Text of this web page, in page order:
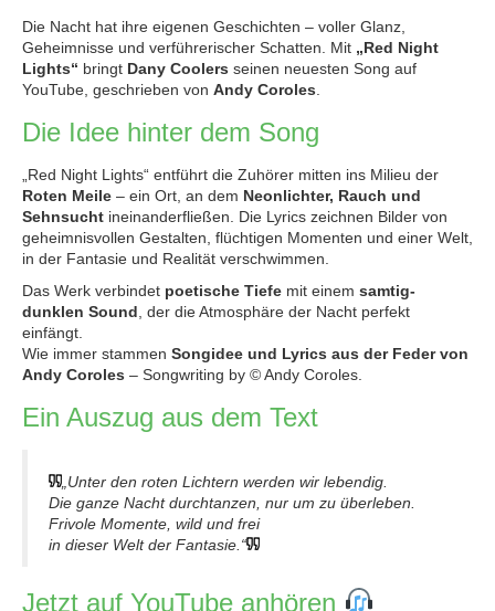
Die Nacht hat ihre eigenen Geschichten – voller Glanz,
Geheimnisse und verführerischer Schatten. Mit „Red Night
Lights“ bringt Dany Coolers seinen neuesten Song auf
YouTube, geschrieben von Andy Coroles
Die Idee hinter dem Song
„Red Night Lights“ entführt die Zuhörer mitten ins Milieu der
Roten Meile – ein Ort, an dem Neonlichter, Rauch und
Sehnsucht ineinanderfließen. Die Lyrics zeichnen Bilder von
geheimnisvollen Gestalten, flüchtigen Momenten und einer Welt,
in der Fantasie und Realität verschwimmen.
Das Werk verbindet poetische Tiefe mit einem samtig-
dunklen Sound , der die Atmosphäre der Nacht perfekt
einfängt.
Wie immer stammen Songidee und Lyrics aus der Feder von
Andy Coroles – Songwriting by © Andy Coroles.
Ein Auszug aus dem Text
„Unter den roten Lichtern werden wir lebendig.
Die ganze Nacht durchtanzen, nur um zu überleben.
Frivole Momente, wild und frei
in dieser Welt der Fantasie.“
Jetzt auf YouTube anhören